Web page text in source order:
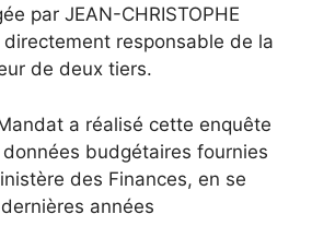
par JEAN-CHRISTOPHE
directement responsable de la
de deux tiers.
a réalisé cette enquête
budgétaires fournies
des Finances, en se
années